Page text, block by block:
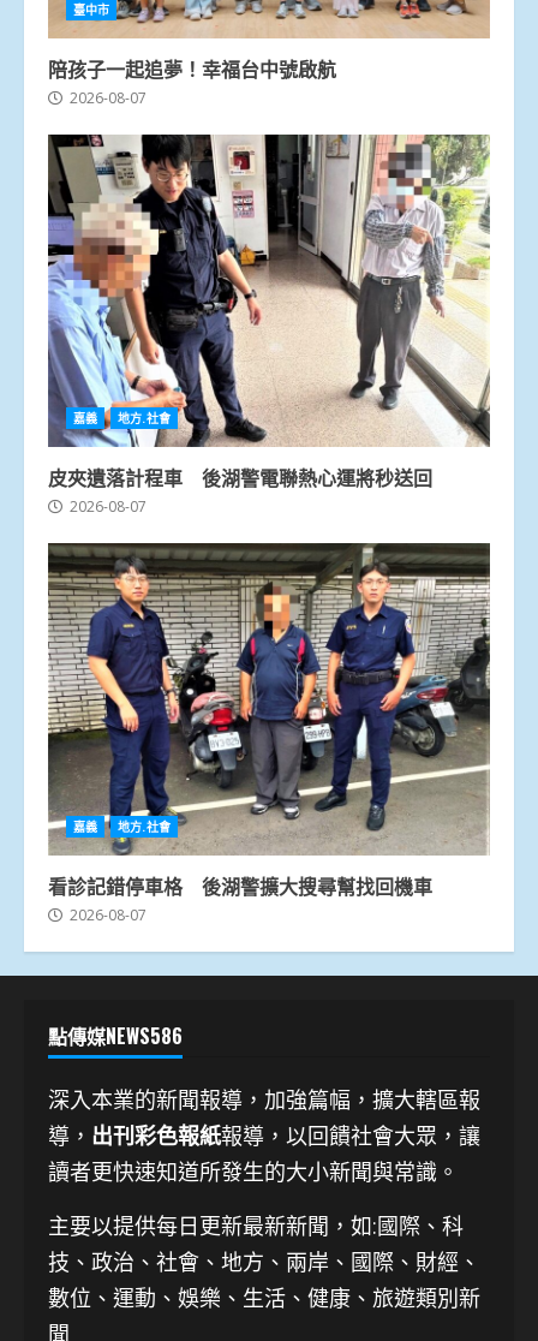
臺中市
陪孩子一起追夢！幸福台中號啟航
2026-08-07
嘉義 地方.社會
皮夾遺落計程車 後湖警電聯熱心運將秒送回
2026-08-07
嘉義 地方.社會
看診記錯停車格 後湖警擴大搜尋幫找回機車
2026-08-07
點傳媒NEWS586
深入本業的新聞報導，加強篇幅，擴大轄區報
導， 出刊彩色報紙報導，以回饋社會大眾，讓
讀者更快速知道所發生的大小新聞與常識。
主要以提供每日更新最新新聞 ，如:國際、科
技、 政治、社會、地方、兩岸、國際、財經、
數位、運動、娛樂、生活、健康、旅遊類別新
聞